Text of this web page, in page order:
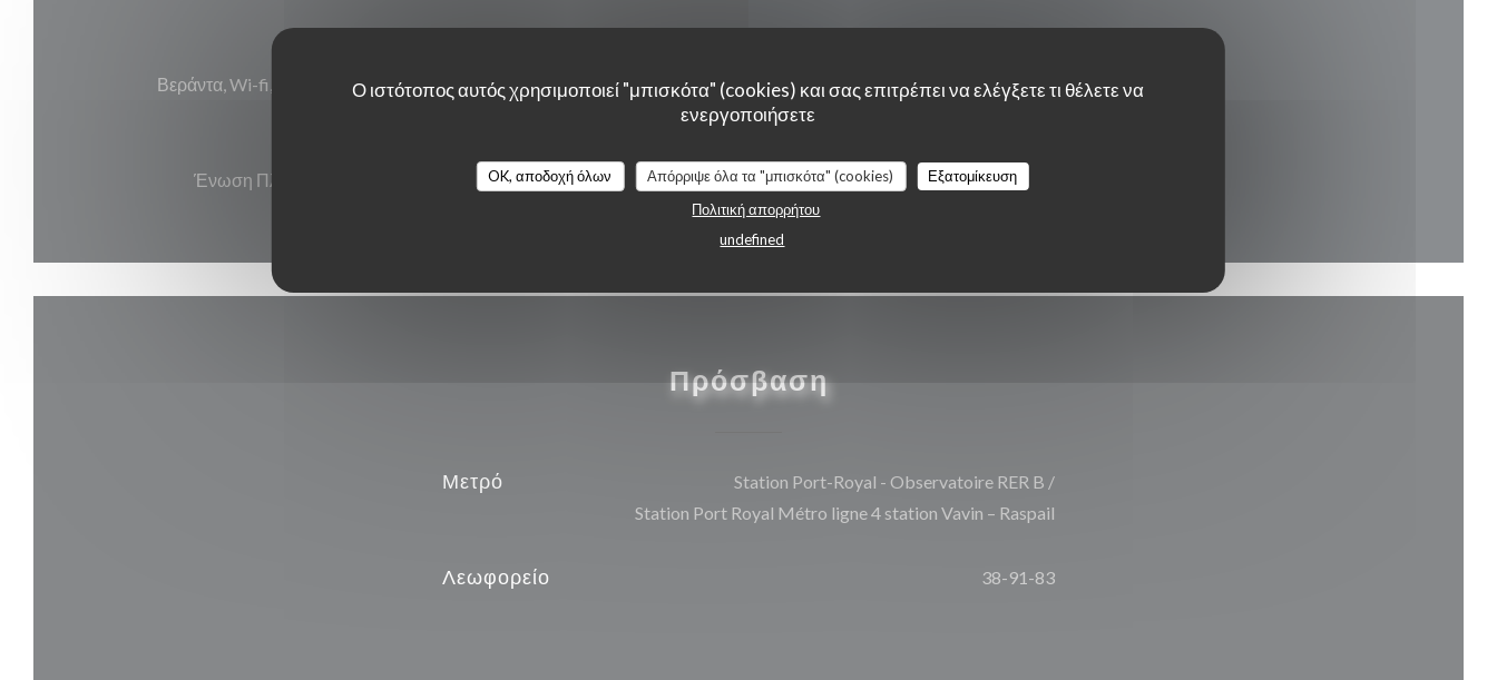
Ο ιστότοπος αυτός χρησιμοποιεί "μπισκότα" (cookies) και σας επιτρέπει να ελέγξετε τι θέλετε να
ενεργοποιήσετε
OK, αποδοχή όλων Απόρριψε όλα τα "μπισκότα" (cookies)
Εξατομίκευση
Πολιτική απορρήτου
undefined
Βεράντα, Wi-fi, Κλιματισμός, , Απενεργοποιημένη πρόσβαση
Ένωση Πληρωμή, Μετρητά, Visa, American Express
Πρόσβαση
Μετρό
Station Port-Royal - Observatoire RER B /
Station Port Royal Métro ligne 4 station Vavin – Raspail
Λεωφορείο 38-91-83